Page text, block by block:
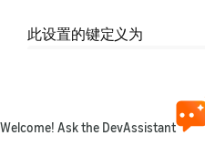
此设置的键定义为
（关闭），但
Welcome! Ask the DevAssistant